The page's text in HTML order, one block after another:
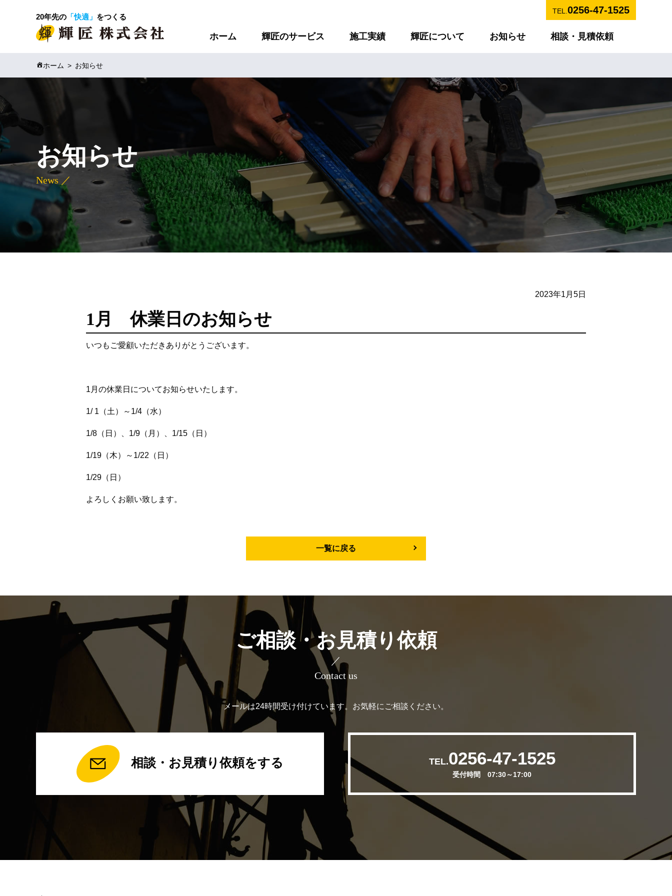
20年先の 「快適」 をつくる
TEL. 0256-47-1525
ホーム 輝匠のサービス 施工実績 輝匠について お知らせ 相談・見積依頼
ホーム お知らせ
お知らせ
News ／
2023年1月5日
1月 休業日のお知らせ
いつもご愛顧いただきありがとうございます。
1月の休業日についてお知らせいたします。
1/ 1（土）～1/4（水）
1/8（日）、1/9（月）、1/15（日）
1/19（木）～1/22（日）
1/29（日）
よろしくお願い致します。
一覧に戻る
ご相談・お見積り依頼
／
Contact us
メールは24時間受け付けています。 お気軽にご相談ください。
相談・お見積り依頼をする TEL.0256-47-1525
受付時間 07:30～17:00